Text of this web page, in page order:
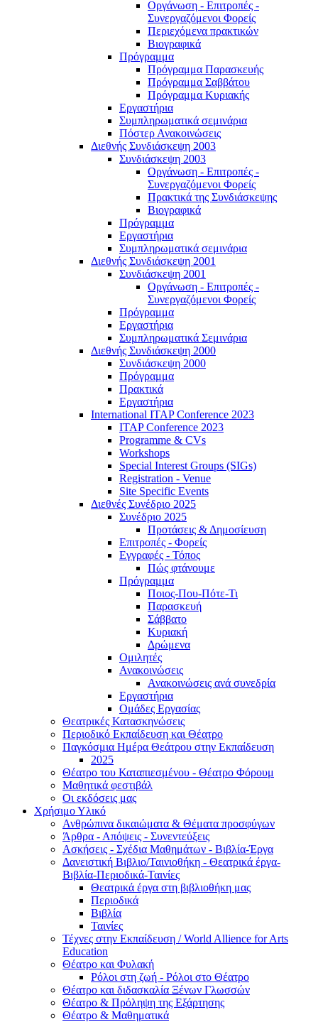
Οργάνωση - Επιτροπές -
Συνεργαζόμενοι Φορείς
Περιεχόμενα πρακτικών
Βιογραφικά
Πρόγραμμα
Πρόγραμμα Παρασκευής
Πρόγραμμα Σαββάτου
Πρόγραμμα Κυριακής
Εργαστήρια
Συμπληρωματικά σεμινάρια
Πόστερ Ανακοινώσεις
Διεθνής Συνδιάσκεψη 2003
Συνδιάσκεψη 2003
Οργάνωση - Επιτροπές -
Συνεργαζόμενοι Φορείς
Πρακτικά της Συνδιάσκεψης
Βιογραφικά
Πρόγραμμα
Εργαστήρια
Συμπληρωματικά σεμινάρια
Διεθνής Συνδιάσκεψη 2001
Συνδιάσκεψη 2001
Οργάνωση - Επιτροπές -
Συνεργαζόμενοι Φορείς
Πρόγραμμα
Εργαστήρια
Συμπληρωματικά Σεμινάρια
Διεθνής Συνδιάσκεψη 2000
Συνδιάσκεψη 2000
Πρόγραμμα
Πρακτικά
Εργαστήρια
International ITAP Conference 2023
ITAP Conference 2023
Programme & CVs
Workshops
Special Interest Groups (SIGs)
Registration - Venue
Site Specific Events
Διεθνές Συνέδριο 2025
Συνέδριο 2025
Προτάσεις & Δημοσίευση
Επιτροπές - Φορείς
Εγγραφές - Τόπος
Πώς φτάνουμε
Πρόγραμμα
Ποιος-Που-Πότε-Τι
Παρασκευή
Σάββατο
Κυριακή
Δρώμενα
Ομιλητές
Ανακοινώσεις
Ανακοινώσεις ανά συνεδρία
Εργαστήρια
Ομάδες Εργασίας
Θεατρικές Κατασκηνώσεις
Περιοδικό Εκπαίδευση και Θέατρο
Παγκόσμια Ημέρα Θεάτρου στην Εκπαίδευση
2025
Θέατρο του Καταπιεσμένου - Θέατρο Φόρουμ
Μαθητικά φεστιβάλ
Οι εκδόσεις μας
Χρήσιμο Υλικό
Ανθρώπινα δικαιώματα & Θέματα προσφύγων
Άρθρα - Απόψεις - Συνεντεύξεις
Ασκήσεις - Σχέδια Μαθημάτων - Βιβλία-Έργα
Δανειστική Βιβλιο/Ταινιοθήκη - Θεατρικά έργα-
Βιβλία-Περιοδικά-Ταινίες
Θεατρικά έργα στη βιβλιοθήκη μας
Περιοδικά
Βιβλία
Ταινίες
Τέχνες στην Εκπαίδευση / World Allience for Arts
Education
Θέατρο και Φυλακή
Ρόλοι στη ζωή - Ρόλοι στο Θέατρο
Θέατρο και διδασκαλία Ξένων Γλωσσών
Θέατρο & Πρόληψη της Εξάρτησης
Θέατρο & Μαθηματικά